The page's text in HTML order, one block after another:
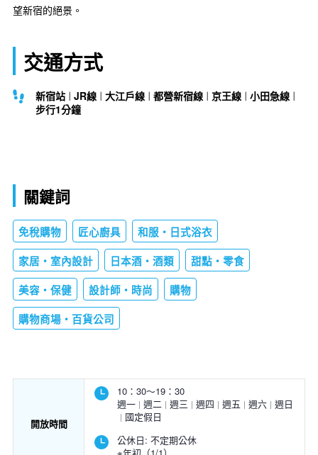
望新宿的絕景。
交通方式
新宿站 JR線 大江戶線 都營新宿線 京王線 小田急線
步行1分鐘
關鍵詞
免稅購物 匠心廚具 和服・日式浴衣
家居・室內設計 日本酒・酒類 甜點・零食
美容・保健 設計師・時尚 購物
購物商場・百貨公司
開放時間
10：30～19：30
週一 週二 週三 週四 週五 週六 週日
國定假日
公休日: 不定期公休